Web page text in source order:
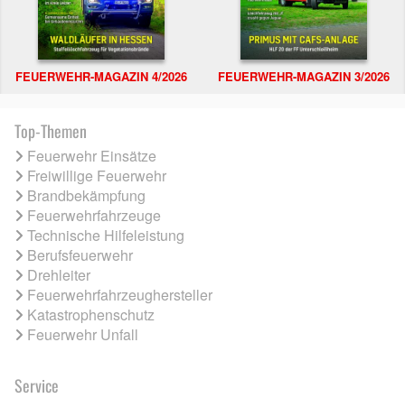
FEUERWEHR-MAGAZIN 4/2026 FEUERWEHR-MAGAZIN 3/2026
Top-Themen
Feuerwehr Einsätze
Freiwillige Feuerwehr
Brandbekämpfung
Feuerwehrfahrzeuge
Technische Hilfeleistung
Berufsfeuerwehr
Drehleiter
Feuerwehrfahrzeughersteller
Katastrophenschutz
Feuerwehr Unfall
Service